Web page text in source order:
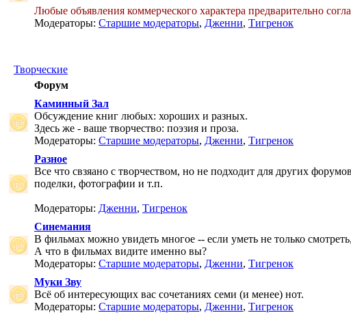
Любые объявления коммерческого характера предварительно
Модераторы: Старшие модераторы, Дженни, Тигренок
Творческие
Форум
Каминный Зал
Обсуждение книг любых: хороших и разных.
Здесь же - ваше творчество: поэзия и проза.
Модераторы: Старшие модераторы, Дженни, Тигренок
Разное
Все что свзяано с творчеством, но не подходит для других
поделки, фотографии и т.п.
Модераторы: Дженни, Тигренок
Синемания
В фильмах можно увидеть многое -- если уметь не только
А что в фильмах видите именно вы?
Модераторы: Старшие модераторы, Дженни, Тигренок
Муки Зву
Всё об интересующих вас сочетаниях семи (и менее) нот.
Модераторы: Старшие модераторы, Дженни, Тигренок